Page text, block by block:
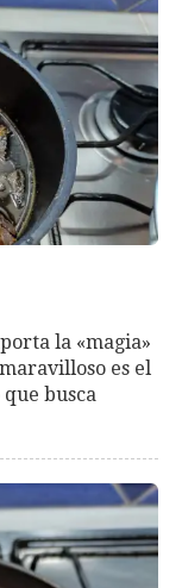
la «magia»
es el
busca